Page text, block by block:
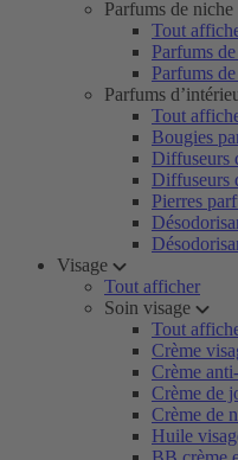
Parfums de niche
Tout
Parfums
Parfums
Parfums
Tout
Bougies
Diffuseurs
Diffuseurs
Pierres
Visage
Tout afficher
Soin visage
Tout
Crème
Crème
Crème de
Crème de
Huile